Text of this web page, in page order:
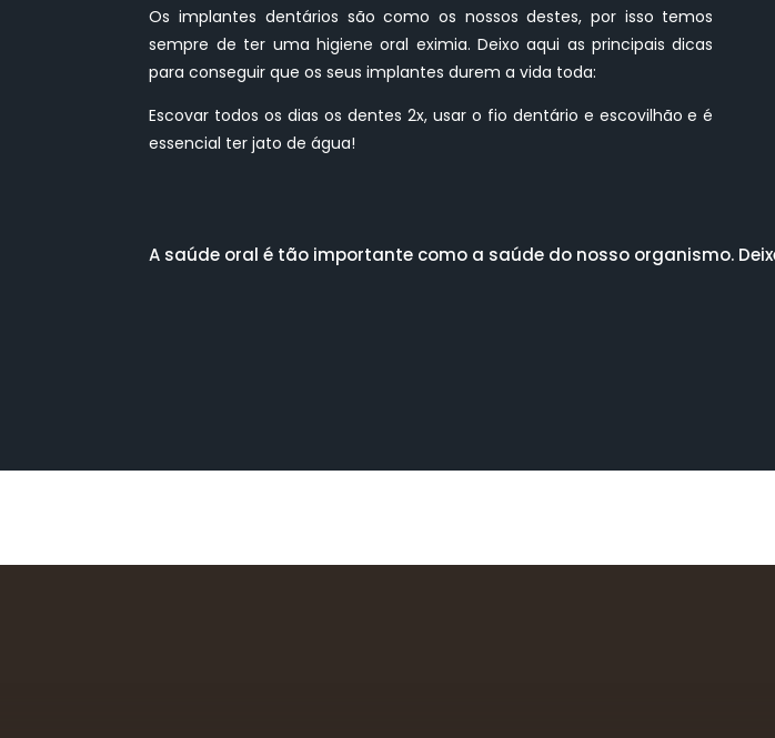
Os implantes dentários são como os nossos destes, por isso temos
sempre de ter uma higiene oral eximia. Deixo aqui as principais dicas
para conseguir que os seus implantes durem a vida toda:
Escovar todos os dias os dentes 2x, usar o fio dentário e escovilhão e é
essencial ter jato de água!
A saúde oral é tão importante como a saúde do nosso organismo.